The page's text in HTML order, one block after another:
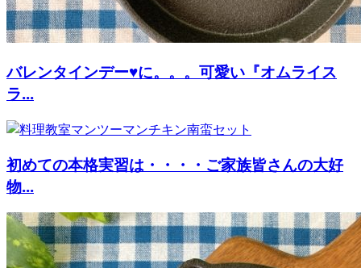
バレンタインデー♥に。。。可愛い『オムライス
ラ...
初めての本格実習は・・・・ご家族皆さんの大好
物...